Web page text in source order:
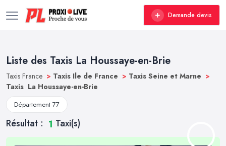
Demande devis
Liste des Taxis La Houssaye-en-Brie
Taxis France > Taxis Ile de France > Taxis Seine et Marne >
Taxis La Houssaye-en-Brie
Département 77
Résultat : 1 Taxi(s)